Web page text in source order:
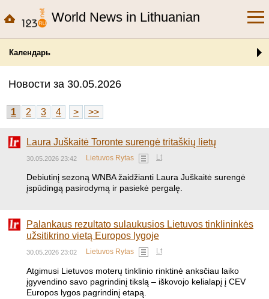
World News in Lithuanian
Календарь
Новости за 30.05.2026
1 2 3 4 > >>
Laura Juškaitė Toronte surengė tritaškių lietų
30.05.2026 23:42 Lietuvos Rytas Lt
​Debiutinį sezoną WNBA žaidžianti Laura Juškaitė surengė
įspūdingą pasirodymą ir pasiekė pergalę.
Palankaus rezultato sulaukusios Lietuvos tinklininkės
užsitikrino vietą Europos lygoje
30.05.2026 23:02 Lietuvos Rytas Lt
​Atgimusi Lietuvos moterų tinklinio rinktinė anksčiau laiko
įgyvendino savo pagrindinį tikslą – iškovojo kelialapį į CEV
Europos lygos pagrindinį etapą.